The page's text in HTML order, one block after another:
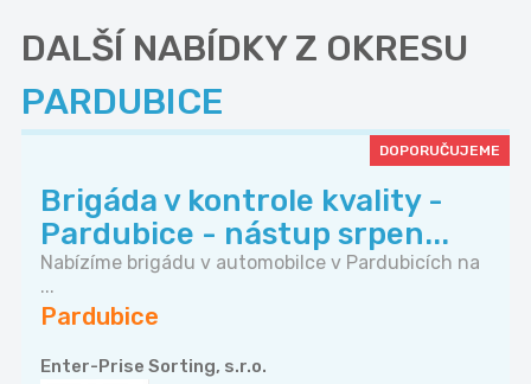
DALŠÍ NABÍDKY Z OKRESU
PARDUBICE
DOPORUČUJEME
Brigáda v kontrole kvality -
Pardubice - nástup srpen...
Nabízíme brigádu v automobilce v Pardubicích na
...
Pardubice
Enter-Prise Sorting, s.r.o.